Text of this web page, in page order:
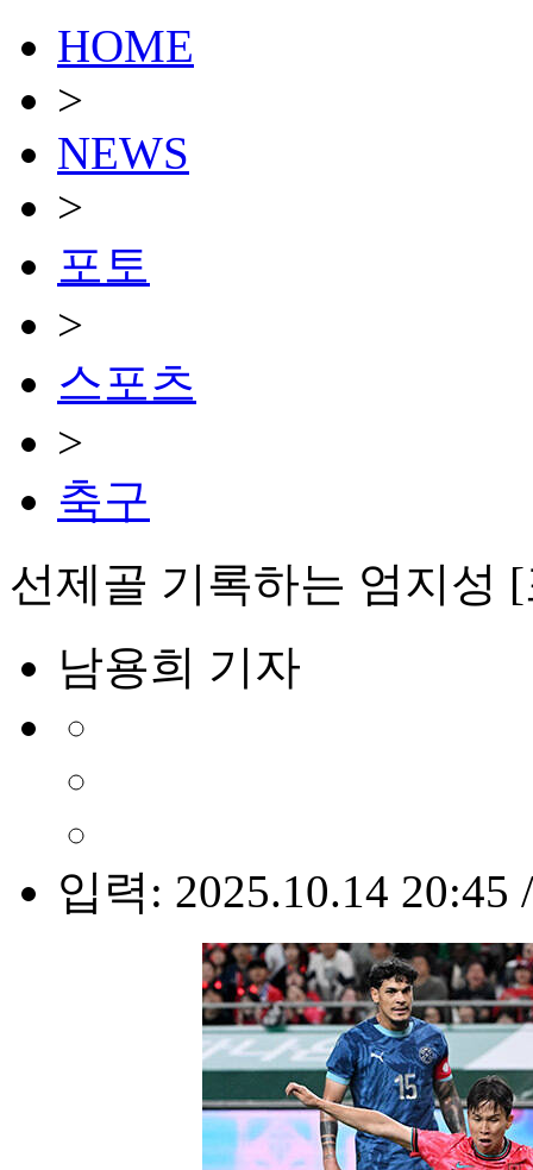
HOME
>
NEWS
>
포토
>
스포츠
>
축구
선제골 기록하는 엄지성
남용희 기자
입력: 2025.10.14 20:45